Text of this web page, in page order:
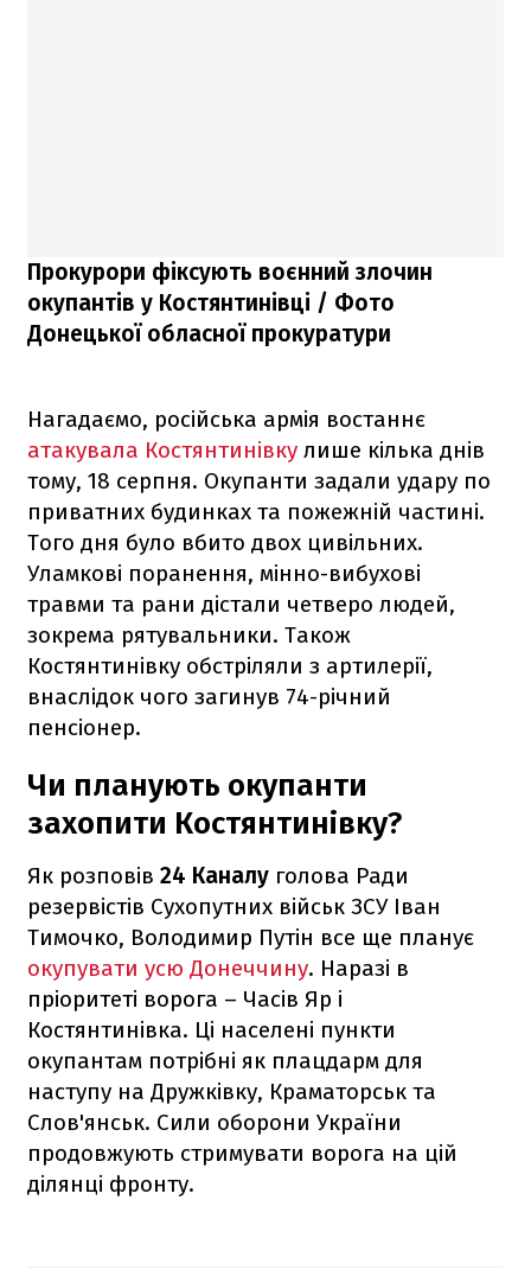
Прокурори фіксують воєнний злочин
окупантів у Костянтинівці / Фото
Донецької обласної прокуратури
Нагадаємо, російська армія востаннє
атакувала Костянтинівку лише кілька днів
тому, 18 серпня. Окупанти задали удару по
приватних будинках та пожежній частині.
Того дня було вбито двох цивільних.
Уламкові поранення, мінно-вибухові
травми та рани дістали четверо людей,
зокрема рятувальники. Також
Костянтинівку обстріляли з артилерії,
внаслідок чого загинув 74-річний
пенсіонер.
Чи планують окупанти
захопити Костянтинівку?
Як розповів 24 Каналу голова Ради
резервістів Сухопутних військ ЗСУ Іван
Тимочко, Володимир Путін все ще планує
окупувати усю Донеччину. Наразі в
пріоритеті ворога – Часів Яр і
Костянтинівка. Ці населені пункти
окупантам потрібні як плацдарм для
наступу на Дружківку, Краматорськ та
Слов'янськ. Сили оборони України
продовжують стримувати ворога на цій
ділянці фронту.